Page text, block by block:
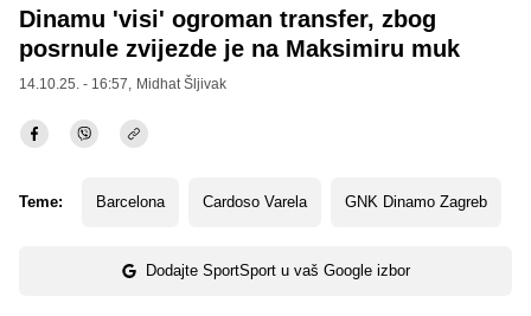
Dinamu 'visi' ogroman transfer, zbog
posrnule zvijezde je na Maksimiru muk
14.10.25. - 16:57, Midhat Šljivak
Teme: Barcelona Cardoso Varela GNK Dinamo Zagreb
Dodajte SportSport u vaš Google izbor